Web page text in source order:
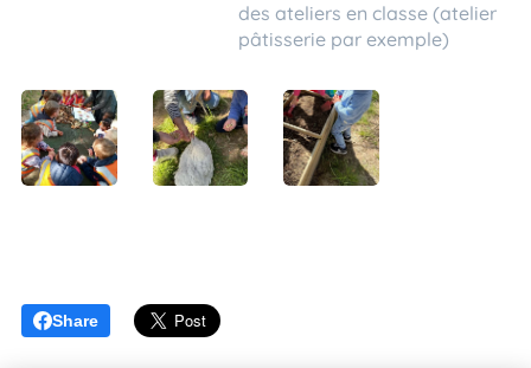
des ateliers en classe (atelier
pâtisserie par exemple)
Share